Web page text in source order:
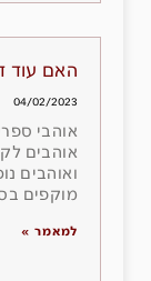
האם עוד
04/02/2023
אוהבי
אוהבים
ואוהבים
מוקפים
למאמר »